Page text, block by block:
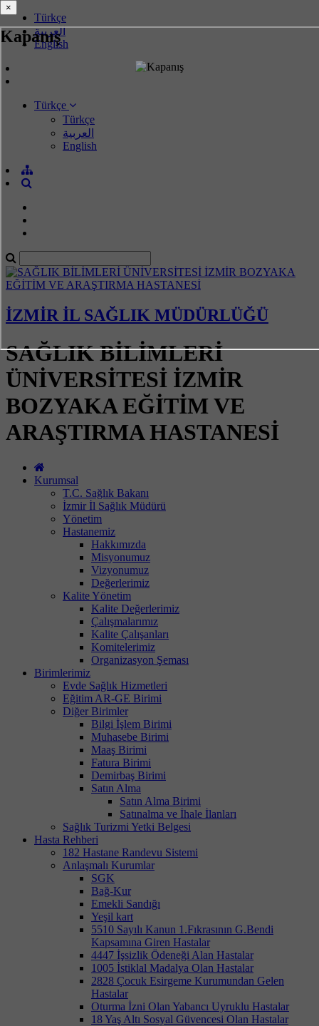
Kapanış
Türkçe
العربية
English
Türkçe
Türkçe
العربية
English
İZMİR İL SAĞLIK MÜDÜRLÜĞÜ
SAĞLIK BİLİMLERİ
ÜNİVERSİTESİ İZMİR
BOZYAKA EĞİTİM VE
ARAŞTIRMA HASTANESİ
Kurumsal
T.C. Sağlık Bakanı
İzmir İl Sağlık Müdürü
Yönetim
Hastanemiz
Hakkımızda
Misyonumuz
Vizyonumuz
Değerlerimiz
Kalite Yönetim
Kalite Değerlerimiz
Çalışmalarımız
Kalite Çalışanları
Komitelerimiz
Organizasyon Şeması
Birimlerimiz
Evde Sağlık Hizmetleri
Eğitim AR-GE Birimi
Diğer Birimler
Bilgi İşlem Birimi
Muhasebe Birimi
Maaş Birimi
Fatura Birimi
Demirbaş Birimi
Satın Alma
Satın Alma Birimi
Satınalma ve İhale İlanları
Sağlık Turizmi Yetki Belgesi
Hasta Rehberi
182 Hastane Randevu Sistemi
Anlaşmalı Kurumlar
SGK
Bağ-Kur
Emekli Sandığı
Yeşil kart
5510 Sayılı Kanun 1.Fıkrasının G.Bendi
Kapsamına Giren Hastalar
4447 İşsizlik Ödeneği Alan Hastalar
1005 İstiklal Madalya Olan Hastalar
2828 Çocuk Esirgeme Kurumundan Gelen
Hastalar
Oturma İzni Olan Yabancı Uyruklu Hastalar
18 Yaş Altı Sosyal Güvencesi Olan Hastalar
×